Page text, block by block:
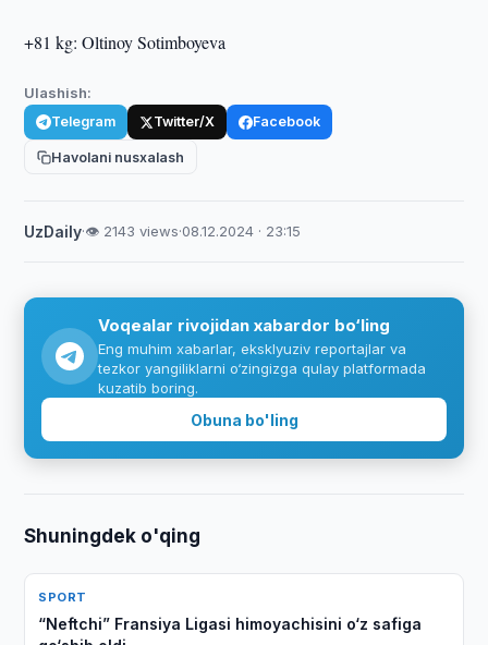
+81 kg: Oltinoy Sotimboyeva
Ulashish:
Telegram Twitter/X Facebook
Havolani nusxalash
UzDaily·👁 2143 views·08.12.2024 · 23:15
Voqealar rivojidan xabardor bo‘ling
Eng muhim xabarlar, eksklyuziv reportajlar va
tezkor yangiliklarni o‘zingizga qulay platformada
kuzatib boring.
Obuna bo'ling
Shuningdek o'qing
SPORT
“Neftchi” Fransiya Ligasi himoyachisini o‘z safiga